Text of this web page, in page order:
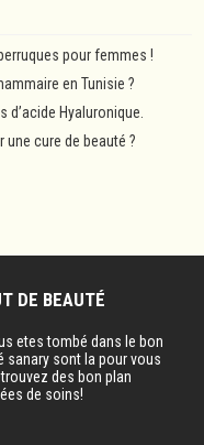
pour femmes !
en Tunisie ?
Hyaluronique.
cure de beauté ?
DE BEAUTÉ
etes tombé dans le bon
sanary sont la pour vous
des bon plan
de soins!